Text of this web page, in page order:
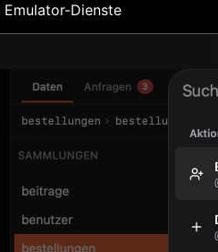
Dienste